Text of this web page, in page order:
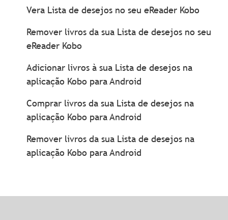
Vera Lista de desejos no seu eReader Kobo
Remover livros da sua Lista de desejos no seu
eReader Kobo
Adicionar livros à sua Lista de desejos na
aplicação Kobo para Android
Comprar livros da sua Lista de desejos na
aplicação Kobo para Android
Remover livros da sua Lista de desejos na
aplicação Kobo para Android